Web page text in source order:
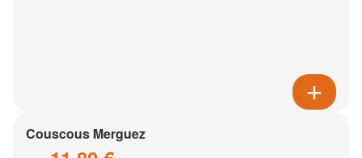
Couscous Merguez